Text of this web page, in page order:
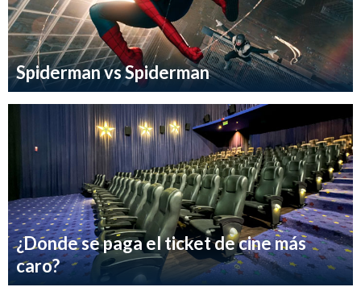
Spiderman vs Spiderman
¿Donde se paga el ticket de cine más
caro?